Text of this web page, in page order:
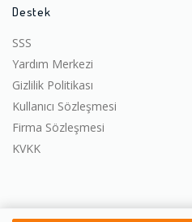
Destek
SSS
Yardım Merkezi
Gizlilik Politikası
Kullanıcı Sözleşmesi
Firma Sözleşmesi
KVKK